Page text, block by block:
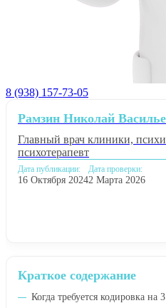
8 (938) 157-73-05
Краткое содержание
Когда требуется кодировка на
Рамзин Николай
Главный врач клиники,
психотерапевт
Дата публикации:
16 Октября 2024
Дата проверки:
2 Марта 2026